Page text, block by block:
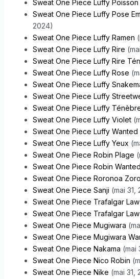
Sweat One Piece Luffy Poisson
Sweat One Piece Luffy Pose
2024)
Sweat One Piece Luffy Ramen
Sweat One Piece Luffy Rire
Sweat One Piece Luffy Rire
Sweat One Piece Luffy Rose
Sweat One Piece Luffy
Sweat One Piece Luffy
Sweat One Piece Luffy
Sweat One Piece Luffy Violet
Sweat One Piece Luffy Wanted
Sweat One Piece Luffy Yeux
Sweat One Piece Robin Plage
Sweat One Piece Robin Wanted
Sweat One Piece Roronoa Zoro
Sweat One Piece Sanji (mai 31,
Sweat One Piece Trafalgar Law
Sweat One Piece Trafalgar
Sweat One Piece Mugiwara
Sweat One Piece Mugiwara
Sweat One Piece Nakama (mai
Sweat One Piece Nico Robin
Sweat One Piece Nike (mai 31,